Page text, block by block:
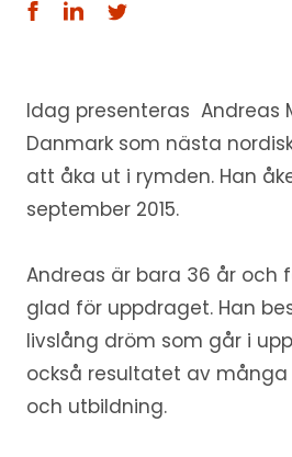
Idag presenteras Andreas
Danmark som nästa
att åka ut i rymden. Han
september 2015.
Andreas är bara 36 år och
glad för uppdraget. Han
livslång dröm som går i
också resultatet av
och utbildning.